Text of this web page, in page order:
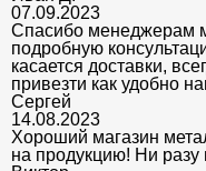
07.09.2023
Спасибо менеджерам
подробную
касается доставки,
привезти как удобно
Сергей
14.08.2023
Хороший магазин
на продукцию! Ни разу